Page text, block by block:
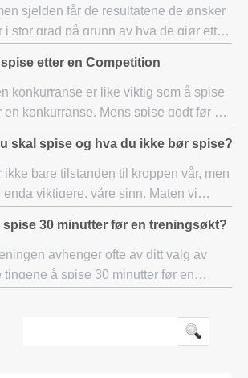
sjelden får de resultatene de ønsker
i stor grad på grunn av hva de gjør etter
etter en Competition
konkurranse er like viktig som å spise
konkurranse. Mens spise godt før en
og
skal spise og hva du ikke bør spise?
ikke bare tilstanden til kroppen vår, men
viktigere, våre sinn. Maten vi
immunfo
spise 30 minutter før en treningsøkt?
avhenger ofte av ditt valg av
tingene å spise 30 minutter før en